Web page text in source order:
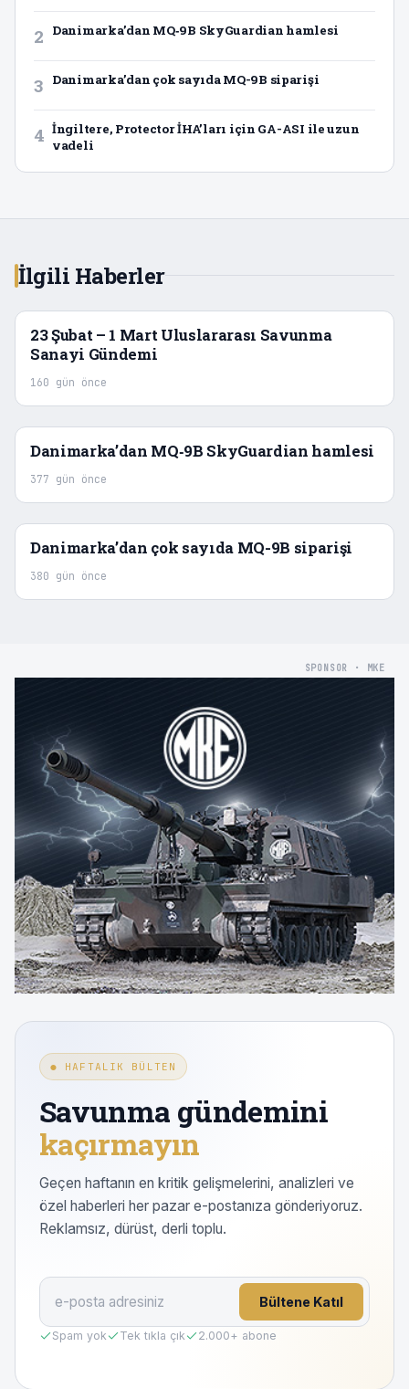
2 Danimarka’dan MQ‑9B SkyGuardian hamlesi
3 Danimarka’dan çok sayıda MQ-9B siparişi
4 İngiltere, Protector İHA’ları için GA-ASI ile uzun
vadeli
İlgili Haberler
23 Şubat – 1 Mart Uluslararası Savunma
Sanayi Gündemi
160 gün önce
Danimarka’dan MQ‑9B SkyGuardian hamlesi
377 gün önce
Danimarka’dan çok sayıda MQ-9B siparişi
380 gün önce
SPONSOR · MKE
● HAFTALIK BÜLTEN
Savunma gündemini
kaçırmayın
Geçen haftanın en kritik gelişmelerini, analizleri ve
özel haberleri her pazar e-postanıza gönderiyoruz.
Reklamsız, dürüst, derli toplu.
Bültene Katıl
Spam yok Tek tıkla çık 2.000+ abone